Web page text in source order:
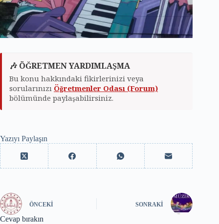
🎶 ÖĞRETMEN YARDIMLAŞMA
Bu konu hakkındaki fikirlerinizi veya
sorularınızı Öğretmenler Odası (Forum)
bölümünde paylaşabilirsiniz.
Yazıyı Paylaşın
ÖNCEKI SONRAKI
Cevap bırakın